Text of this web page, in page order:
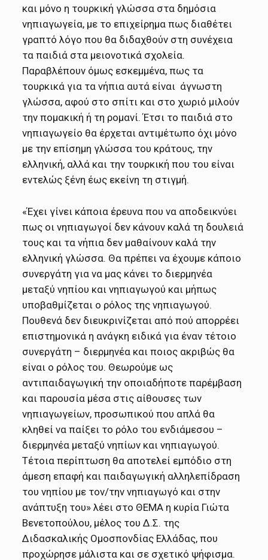
και μόνο η τουρκική γλώσσα στα δημόσια
νηπιαγωγεία, με το επιχείρημα πως διαθέτει
γραπτό λόγο που θα διδαχθούν στη συνέχεια
τα παιδιά στα μειονοτικά σχολεία.
Παραβλέπουν όμως εσκεμμένα, πως τα
τουρκικά για τα νήπια αυτά είναι άγνωστη
γλώσσα, αφού στο σπίτι και στο χωριό μιλούν
την πομακική ή τη ρομανί. Έτσι το παιδιά στο
νηπιαγωγείο θα έρχεται αντιμέτωπο όχι μόνο
με την επίσημη γλώσσα του κράτους, την
ελληνική, αλλά και την τουρκική που του είναι
εντελώς ξένη έως εκείνη τη στιγμή.
«Έχει γίνει κάποια έρευνα που να αποδεικνύει
πως οι νηπιαγωγοί δεν κάνουν καλά τη δουλειά
τους και τα νήπια δεν μαθαίνουν καλά την
ελληνική γλώσσα. Θα πρέπει να έχουμε κάποιο
συνεργάτη για να μας κάνει το διερμηνέα
μεταξύ νηπίου και νηπιαγωγού και μήπως
υποβαθμίζεται ο ρόλος της νηπιαγωγού.
Πουθενά δεν διευκρινίζεται από πού απορρέει
επιστημονικά η ανάγκη ειδικά για έναν τέτοιο
συνεργάτη – διερμηνέα και ποιος ακριβώς θα
είναι ο ρόλος του. Θεωρούμε ως
αντιπαιδαγωγική την οποιαδήποτε παρέμβαση
και παρουσία μέσα στις αίθουσες των
νηπιαγωγείων, προσωπικού που απλά θα
κληθεί να παίξει το ρόλο του ενδιάμεσου –
διερμηνέα μεταξύ νηπίων και νηπιαγωγού.
Τέτοια περίπτωση θα αποτελεί εμπόδιο στη
άμεση επαφή και παιδαγωγική αλληλεπίδραση
του νηπίου με τον/την νηπιαγωγό και στην
ανάπτυξη του» λέει στο ΘΕΜΑ η κυρία Γιώτα
Βενετοπούλου, μέλος του Δ.Σ. της
Διδασκαλικής Ομοσπονδίας Ελλάδας, που
προχώρησε μάλιστα και σε σχετικό ψήφισμα.